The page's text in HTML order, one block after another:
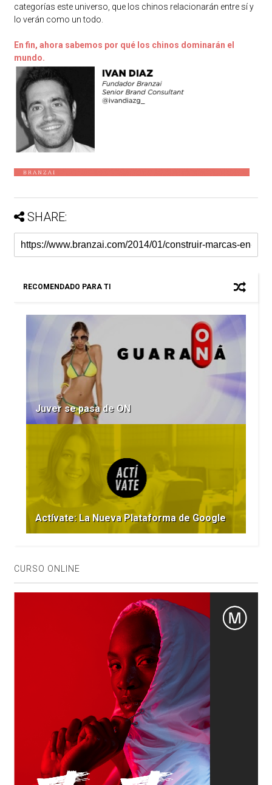
categorías este universo, que los chinos relacionarán entre sí y
lo verán como un todo.
En fin, ahora sabemos por qué los chinos dominarán el
mundo.
SHARE:
RECOMENDADO PARA TI
Juver se pasa de ON
Actívate: La Nueva Plataforma de Google
CURSO ONLINE